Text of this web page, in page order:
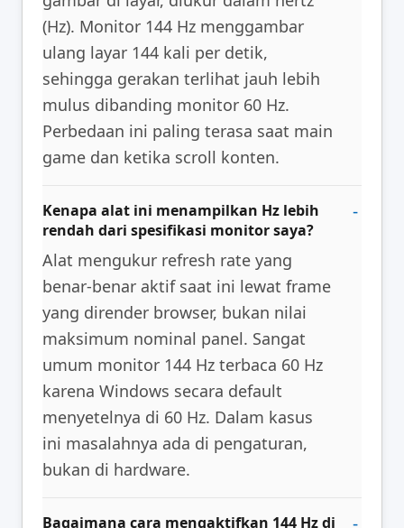
(Hz). Monitor 144 Hz menggambar
ulang layar 144 kali per detik,
sehingga gerakan terlihat jauh lebih
mulus dibanding monitor 60 Hz.
Perbedaan ini paling terasa saat main
game dan ketika scroll konten.
Kenapa alat ini menampilkan Hz lebih
rendah dari spesifikasi monitor saya?
Alat mengukur refresh rate yang
benar-benar aktif saat ini lewat frame
yang dirender browser, bukan nilai
maksimum nominal panel. Sangat
umum monitor 144 Hz terbaca 60 Hz
karena Windows secara default
menyetelnya di 60 Hz. Dalam kasus
ini masalahnya ada di pengaturan,
bukan di hardware.
Bagaimana cara mengaktifkan 144 Hz di